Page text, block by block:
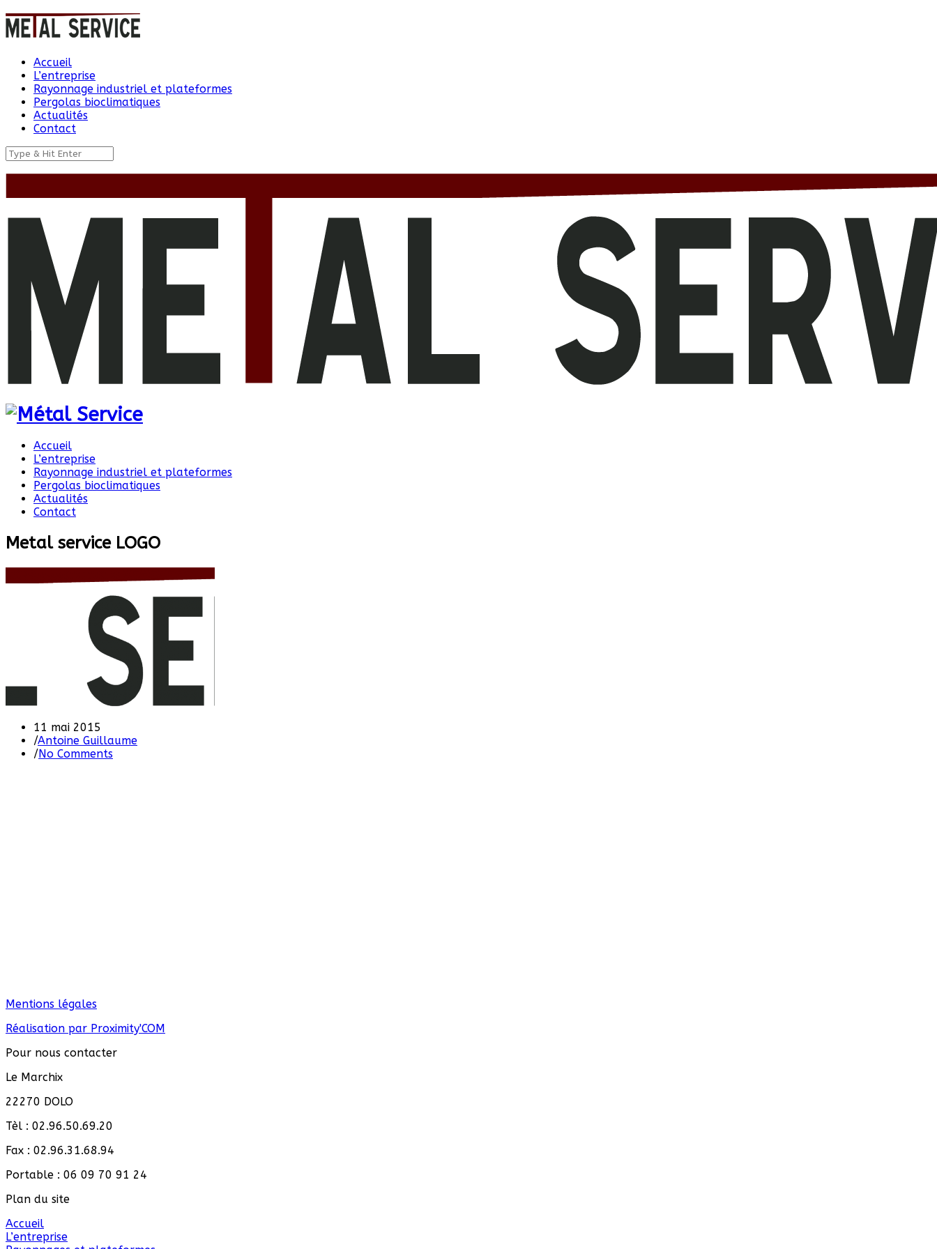
Accueil
L’entreprise
Rayonnage industriel et plateformes
Pergolas bioclimatiques
Actualités
Contact
Accueil
L’entreprise
Rayonnage industriel et plateformes
Pergolas bioclimatiques
Actualités
Contact
Metal service LOGO
11 mai 2015
/Antoine Guillaume
/No Comments
Mentions légales
Réalisation par Proximity'COM
Pour nous contacter
Le Marchix
22270 DOLO
Tèl : 02.96.50.69.20
Fax : 02.96.31.68.94
Portable : 06 09 70 91 24
Plan du site
Accueil
L’entreprise